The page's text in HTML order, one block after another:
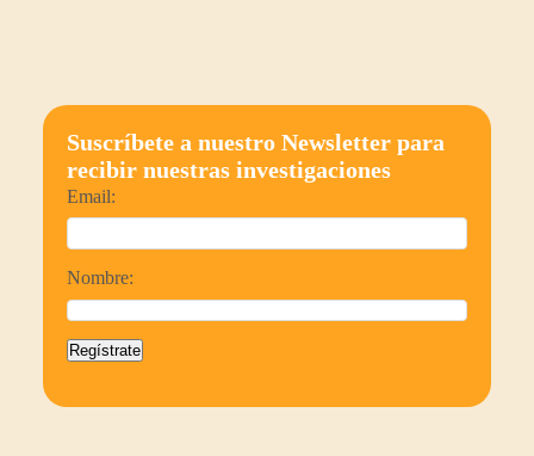
Suscríbete a nuestro Newsletter para
recibir nuestras investigaciones
Email:
Nombre:
Regístrate